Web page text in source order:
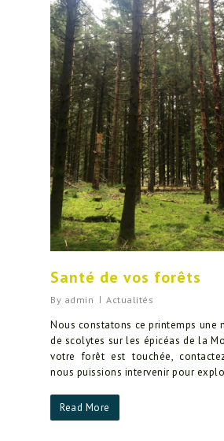
Santé de vos forêts
By admin Actualités
Nous constatons ce printemps une
de scolytes sur les épicéas de la
votre forêt est touchée,
nous puissions intervenir pour
Read More